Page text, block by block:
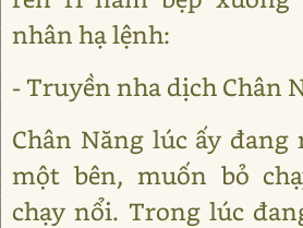
nhân hạ lệnh:
- Truyền nha dịch Chân
Chân Năng lúc ấy
một bên, muốn bỏ
chạy nổi. Trong lúc